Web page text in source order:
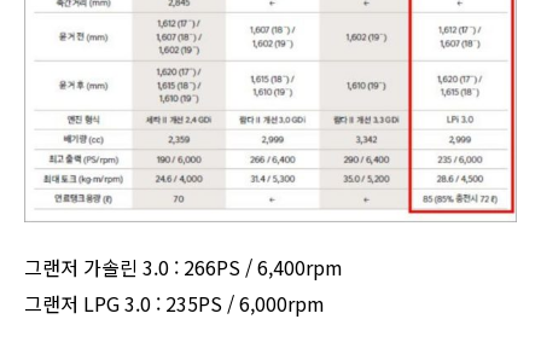
그랜저 가솔린 3.0 : 266PS / 6,400rpm
그랜저 LPG 3.0 : 235PS / 6,000rpm